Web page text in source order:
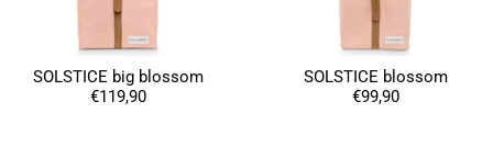
SOLSTICE big blossom
€119,90
SOLSTICE blossom
€99,90